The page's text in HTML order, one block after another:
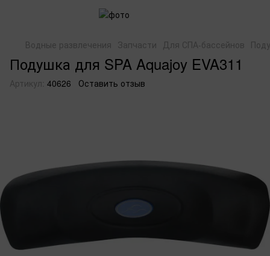
Водные развлечения Запчасти Для СПА-бассейнов
Подушка для SPA Aquajoy EVA311
Артикул: 40626 Оставить отзыв